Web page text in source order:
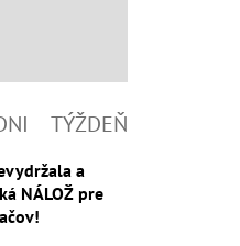
TÝŽDEŇ
a
NÁLOŽ pre